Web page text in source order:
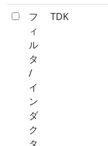
フ
ィ
ル
タ
/
イ
ン
ダ
ク
TDK